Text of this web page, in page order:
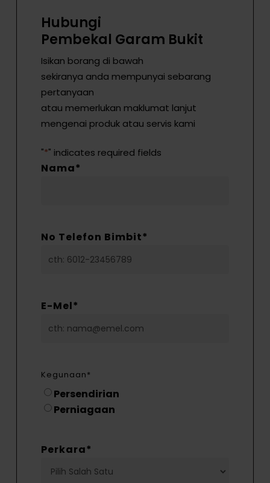
Hubungi
Pembekal Garam Bukit
Isikan borang di bawah
sekiranya anda mempunyai sebarang
pertanyaan
atau memerlukan maklumat lanjut
mengenai produk atau servis kami
"*" indicates required fields
Nama*
No Telefon Bimbit*
E-Mel*
Kegunaan*
Persendirian
Perniagaan
Perkara*